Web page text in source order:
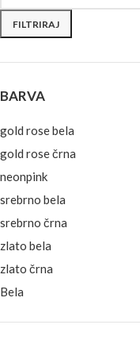
FILTRIRAJ
BARVA
gold rose bela
gold rose črna
neonpink
srebrno bela
srebrno črna
zlato bela
zlato črna
Bela